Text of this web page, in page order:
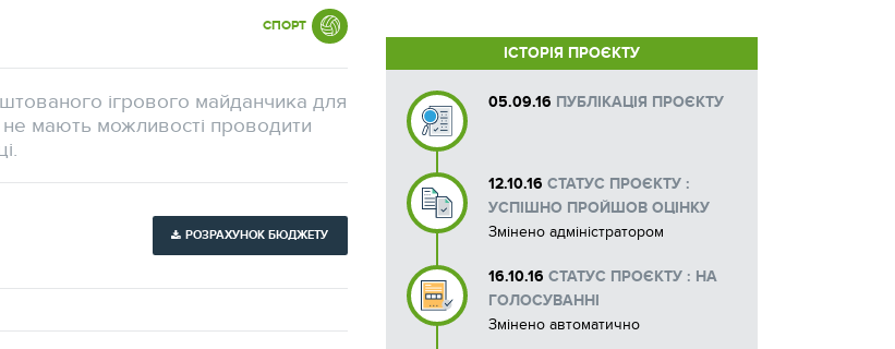
Бланки для завантаження
Макети рекламних матеріалів
СПОРТ
ігрового майданчика для
не мають можливості проводити
РОЗРАХУНОК БЮДЖЕТУ
ІСТОРІЯ ПРОЄКТУ
05.09.16 ПУБЛІКАЦІЯ ПРОЄКТУ
12.10.16 СТАТУС ПРОЄКТУ :
УСПІШНО ПРОЙШОВ ОЦІНКУ
Змінено адміністратором
16.10.16 СТАТУС ПРОЄКТУ : НА
ГОЛОСУВАННІ
Змінено автоматично